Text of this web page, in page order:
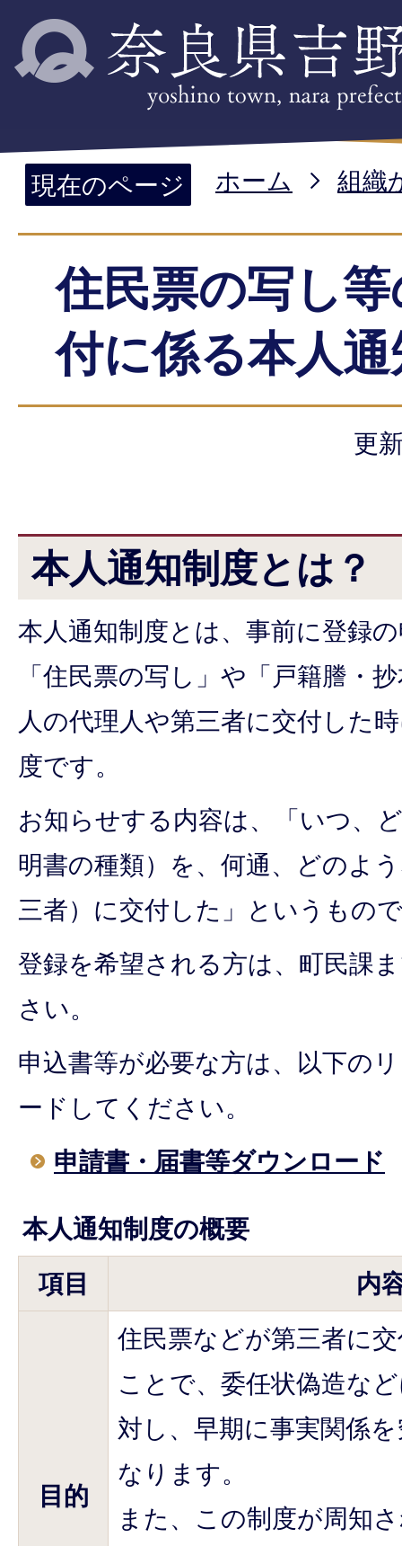
現在のページ ホーム 組織
住民票の写し
付に係る本人
更
本人通知制度とは？
本人通知制度とは、事前に登録
「住民票の写し」や「戸籍謄・
人の代理人や第三者に交付した
度です。
お知らせする内容は、「いつ、
明書の種類）を、何通、どのよ
三者）に交付した」というもの
登録を希望される方は、町民課
さい。
申込書等が必要な方は、以下の
ードしてください。
申請書・届書等ダウンロード
本人通知制度の概要
項目
内
目的
住民票などが第三者に
ことで、委任状偽造な
対し、早期に事実関係
なります。
また、この制度が周知